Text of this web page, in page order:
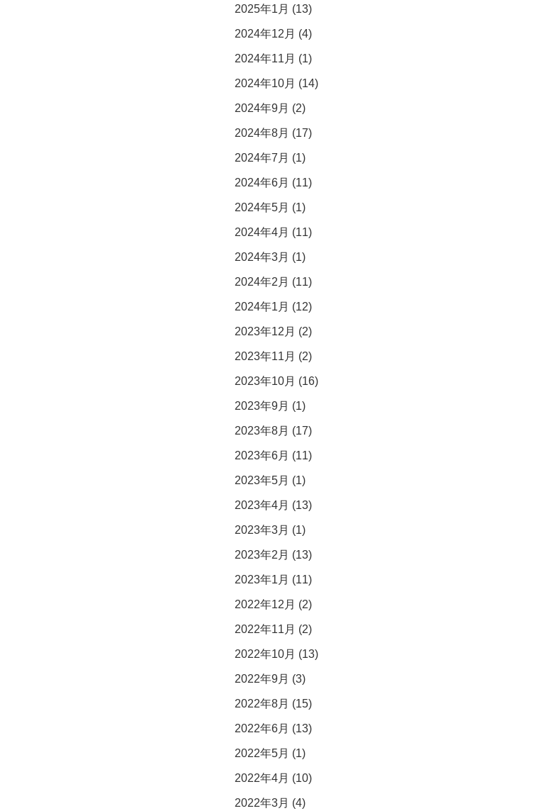
2025年1月 (13)
2024年12月 (4)
2024年11月 (1)
2024年10月 (14)
2024年9月 (2)
2024年8月 (17)
2024年7月 (1)
2024年6月 (11)
2024年5月 (1)
2024年4月 (11)
2024年3月 (1)
2024年2月 (11)
2024年1月 (12)
2023年12月 (2)
2023年11月 (2)
2023年10月 (16)
2023年9月 (1)
2023年8月 (17)
2023年6月 (11)
2023年5月 (1)
2023年4月 (13)
2023年3月 (1)
2023年2月 (13)
2023年1月 (11)
2022年12月 (2)
2022年11月 (2)
2022年10月 (13)
2022年9月 (3)
2022年8月 (15)
2022年6月 (13)
2022年5月 (1)
2022年4月 (10)
2022年3月 (4)